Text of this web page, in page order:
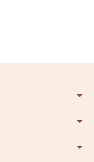
arrow_drop_down
arrow_drop_down
arrow_drop_down